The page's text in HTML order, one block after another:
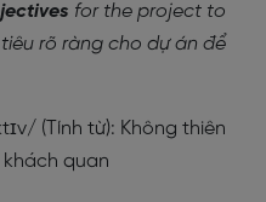
for the project to
rõ ràng cho dự án để
(Tính từ): Không thiên
quan